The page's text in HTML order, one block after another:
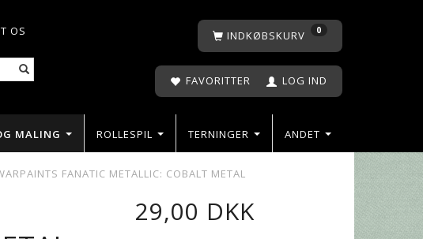
OS INDKØBSKURV 0
FAVORITTER LOG IND
MALING ROLLESPIL TERNINGER ANDET
FANATIC METALLIC: COBALT METAL
29,00 DKK